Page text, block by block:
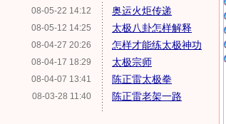
08-05-22 14:12
08-05-12 14:25
08-04-27 20:26
08-04-17 18:29
08-04-07 13:41
08-03-28 11:40
奥运火炬传递
太极八卦怎样解释
怎样才能练太极神功
太极宗师
陈正雷太极拳
陈正雷老架一路